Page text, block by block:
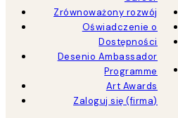
Zrównoważony rozwój
Oświadczenie o
Dostępności
Desenio Ambassador
Programme
Art Awards
Zaloguj się (firma)